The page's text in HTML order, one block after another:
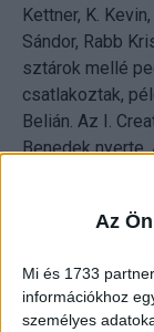
Az
Mi és 1733
információkhoz
személyes
Kettner, K.
Sándor, Rabb
sztárok mellé
csatlakoztak,
Belián. Az I.
Benedek
igazgatósági
Szintai Dániel